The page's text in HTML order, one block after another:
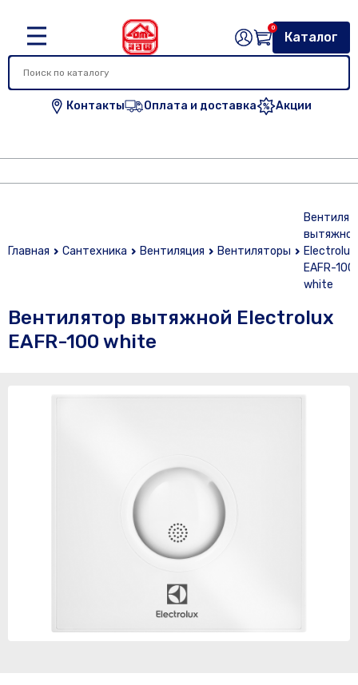
Контакты Оплата и доставка Акции
Каталог
0
Главная Сантехника Вентиляция Вентиляторы
вытяжной
Electrolux
EAFR-100
white
Вентилятор вытяжной Electrolux
EAFR-100 white